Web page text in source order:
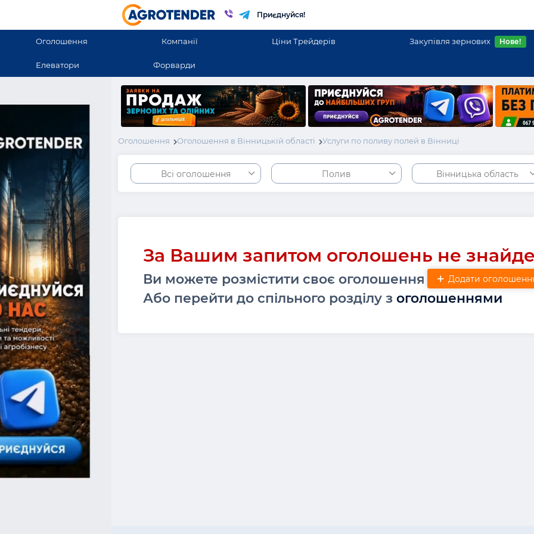
Приєднуйся!
Оголошення Компанії Ціни Трейдерів Закупівля зернових Нове!
Елеватори Форварди
Оголошення Оголошення в Вінницькій області Услуги по поливу полей в Вінниці
Всі оголошення Полив Вінницька область
За Вашим запитом оголошень не
Ви можете розмістити своє оголошення Додати
Або перейти до спільного розділу з оголошеннями